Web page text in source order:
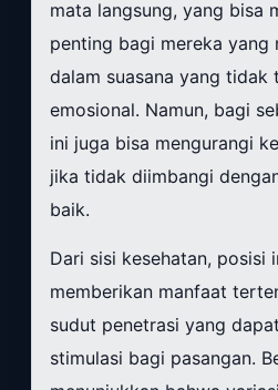
mata langsung, yang bisa
penting bagi mereka yang
dalam suasana yang tidak
emosional. Namun, bagi
ini juga bisa mengurangi
jika tidak diimbangi
baik.
Dari sisi kesehatan, posisi
memberikan manfaat
sudut penetrasi yang
stimulasi bagi pasangan.